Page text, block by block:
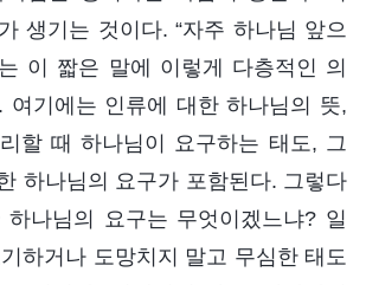
생기는 것이다. “자주 하나님 앞으
이 짧은 말에 이렇게 다층적인 의
여기에는 인류에 대한 하나님의 뜻,
할 때 하나님이 요구하는 태도, 그
하나님의 요구가 포함된다. 그렇다
나님의 요구는 무엇이겠느냐? 일
하거나 도망치지 말고 무심한 태도